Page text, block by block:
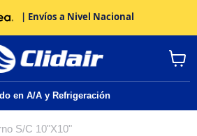
| Envíos a Nivel Nacional
en A/A y Refrigeración
carrito
S/C 10"X10"